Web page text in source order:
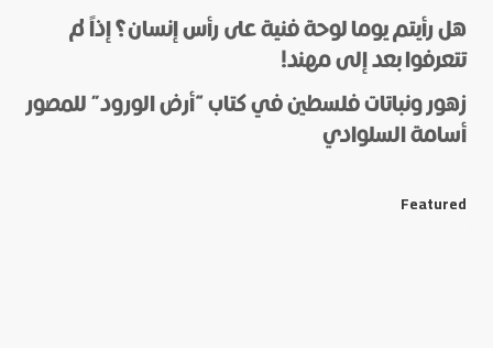
Name
*
E-mail
*
هل رأيتم يوما لوحة فنية على رأس إنسان؟ إذاً لم
تتعرفوا بعد إلى مهند!
زهور ونباتات فلسطين في كتاب “أرض الورود” للمصور
أسامة السلوادي
Featured